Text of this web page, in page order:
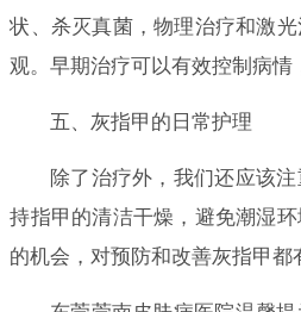
状、杀灭真菌，物理治疗和激
观。早期治疗可以有效控制病情
五、灰指甲的日常护理
除了治疗外，我们还应该
持指甲的清洁干燥，避免潮湿
的机会，对预防和改善灰指甲都